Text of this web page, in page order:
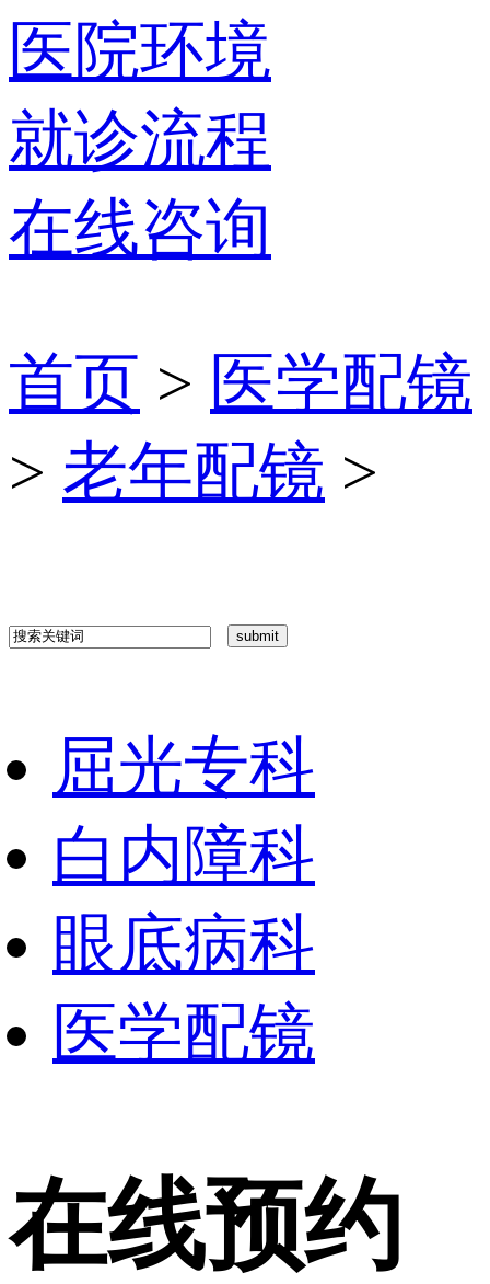
医院环境
就诊流程
在线咨询
首页 > 医学配镜
> 老年配镜 >
屈光专科
白内障科
眼底病科
医学配镜
在线预约